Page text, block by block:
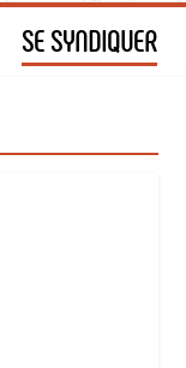
SE SYNDIQUER